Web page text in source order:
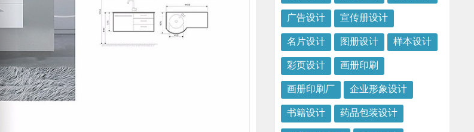
广告设计 宣传册设计
名片设计 图册设计 样本设计
彩页设计 画册印刷
画册印刷厂 企业形象设计
书籍设计 药品包装设计